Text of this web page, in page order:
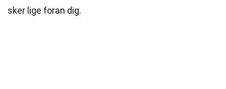
sker lige foran dig.